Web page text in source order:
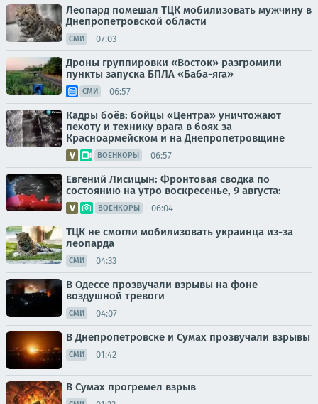
Леопард помешал ТЦК мобилизовать мужчину в
Днепропетровской области
СМИ 07:03
Дроны группировки «Восток» разгромили
пункты запуска БПЛА «Баба-яга»
СМИ 06:57
Кадры боёв: бойцы «Центра» уничтожают
пехоту и технику врага в боях за
Красноармейском и на Днепропетровщине
ВОЕНКОРЫ 06:57
Евгений Лисицын: Фронтовая сводка по
состоянию на утро воскресенье, 9 августа:
ВОЕНКОРЫ 06:04
ТЦК не смогли мобилизовать украинца из-за
леопарда
СМИ 04:33
В Одессе прозвучали взрывы на фоне
воздушной тревоги
СМИ 04:07
В Днепропетровске и Сумах прозвучали взрывы
СМИ 01:42
В Сумах прогремел взрыв